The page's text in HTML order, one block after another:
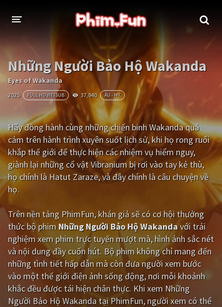
THỂ LOẠI
Thần thoại - Cổ trang Hành động
Tâm lý Chiến tranh
Võ thuật - Kiếm hiệp Nhạc kịch
Kinh dị Tội phạm - Hình sự
Phiêu lưu Hài hước
Viễn tưởng Khoa học - Tài liệu
Tình cảm - Lãng mạn Kỳ ảo
Giật gân Gia đình
Bí ẩn Lịch sử
Viễn Tây Tiểu sử
GameShow DramaTV
Những Người Bảo Hộ Wakanda
Eyes of Wakanda
2025 FULL HD VIETSUB 37,940 ÂU - MỸ
Hãy đồng hành cùng những chiến binh Wakanda quả
cảm trên hành trình xuyên suốt lịch sử, khi họ rong ruổi
khắp thế giới để thực hiện các nhiệm vụ hiểm nguy,
giành lại những cổ vật Vibranium bị rơi vào tay kẻ thù,
họ chính là Hatut Zaraze, và đây chính là câu chuyện về
họ.
Trên nền tảng PhimFun, khán giả sẽ có cơ hội thưởng
thức bộ phim Những Người Bảo Hộ Wakandavới trải
nghiệm xem phim trực tuyến mượt mà, hình ảnh sắc nét
và nội dung đầy cuốn hút. Bộ phim không chỉ mang đến
những tình tiết hấp dẫn mà còn đưa người xem bước
vào một thế giới điện ảnh sống động, nơi mỗi khoảnh
khắc đều được tái hiện chân thực. Khi xem Những
Người Bảo Hộ Wakanda tại PhimFun, người xem có thể